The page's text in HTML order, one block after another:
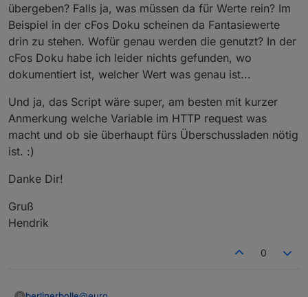
übergeben? Falls ja, was müssen da für Werte rein? Im
Beispiel in der cFos Doku scheinen da Fantasiewerte
drin zu stehen. Wofür genau werden die genutzt? In der
cFos Doku habe ich leider nichts gefunden, wo
dokumentiert ist, welcher Wert was genau ist...
Und ja, das Script wäre super, am besten mit kurzer
Anmerkung welche Variable im HTTP request was
macht und ob sie überhaupt fürs Überschussladen nötig
ist. :)
Danke Dir!
Gruß
Hendrik
0